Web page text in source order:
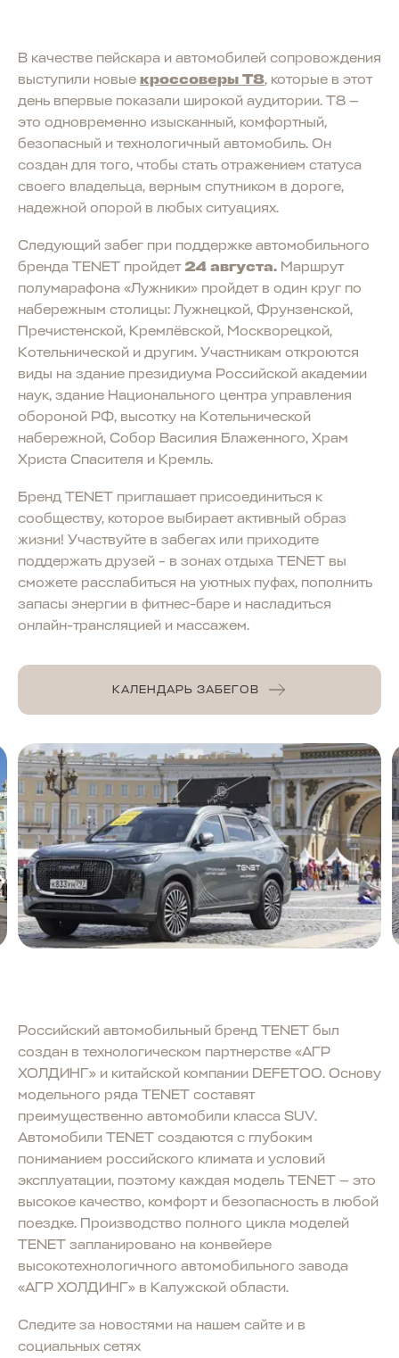
В качестве пейскара и автомобилей сопровождения
выступили новые кроссоверы T8, которые в этот
день впервые показали широкой аудитории. T8 —
это одновременно изысканный, комфортный,
безопасный и технологичный автомобиль. Он
создан для того, чтобы стать отражением статуса
своего владельца, верным спутником в дороге,
надежной опорой в любых ситуациях.
Следующий забег при поддержке автомобильного
бренда TENET пройдет 24 августа. Маршрут
полумарафона «Лужники» пройдет в один круг по
набережным столицы: Лужнецкой, Фрунзенской,
Пречистенской, Кремлёвской, Москворецкой,
Котельнической и другим. Участникам откроются
виды на здание президиума Российской академии
наук, здание Национального центра управления
обороной РФ, высотку на Котельнической
набережной, Собор Василия Блаженного, Храм
Христа Спасителя и Кремль.
Бренд TENET приглашает присоединиться к
сообществу, которое выбирает активный образ
жизни! Участвуйте в забегах или приходите
поддержать друзей – в зонах отдыха TENET вы
сможете расслабиться на уютных пуфах, пополнить
запасы энергии в фитнес-баре и насладиться
онлайн-трансляцией и массажем.
КАЛЕНДАРЬ ЗАБЕГОВ
Российский автомобильный бренд TENET был
создан в технологическом партнерстве «АГР
ХОЛДИНГ» и китайской компании DEFETOO. Основу
модельного ряда TENET составят
преимущественно автомобили класса SUV.
Автомобили TENET создаются с глубоким
пониманием российского климата и условий
эксплуатации, поэтому каждая модель TENET — это
высокое качество, комфорт и безопасность в любой
поездке. Производство полного цикла моделей
TENET запланировано на конвейере
высокотехнологичного автомобильного завода
«АГР ХОЛДИНГ» в Калужской области.
Следите за новостями на нашем сайте и в
социальных сетях